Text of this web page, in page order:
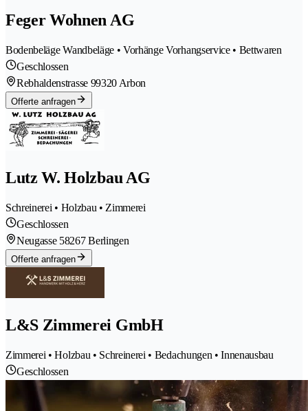
Feger Wohnen AG
Bodenbeläge Wandbeläge • Vorhänge Vorhangservice • Bettwaren
Geschlossen
Rebhaldenstrasse 99320 Arbon
Offerte anfragen
Lutz W. Holzbau AG
Schreinerei • Holzbau • Zimmerei
Geschlossen
Neugasse 58267 Berlingen
Offerte anfragen
L&S Zimmerei GmbH
Zimmerei • Holzbau • Schreinerei • Bedachungen • Innenausbau
Geschlossen